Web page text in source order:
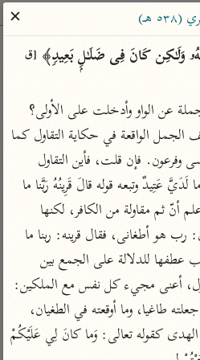
القرآن والعلم الشرعي
القرآني
مصاحف معاجم
Type 2 or
للقنوجي
للشوكاني
ابن جزي
معاصرة
الميسر
المختصر في
التفسير
تفسير السعدي
أيسر التفاسير
هـ)
✕
وَلَـٰكِن كَانَ فِی ضَلَـٰلِۭ بَعِیدࣲ﴾